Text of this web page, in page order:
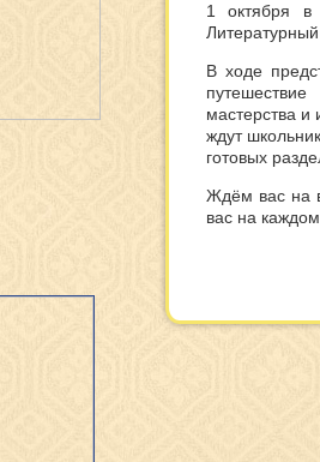
1 октября
В ходе
мастерства и
ждут
готовых
Ждём вас на
вас на